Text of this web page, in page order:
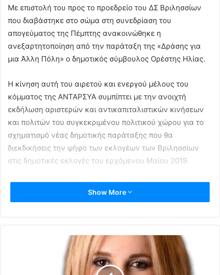
Με επιστολή του προς το προεδρείο του ΔΣ Βριλησσίων
που διαβάστηκε στο σώμα στη συνεδρίαση του
απογεύματoς της Πέμπτης ανακοινώθηκε η
ανεξαρτητοποίηση από την παράταξη της «Δράσης για
μια Άλλη Πόλη» ο δημοτικός σύμβουλος Ορέστης Ηλίας.
Η κίνηση αυτή του αιρετού και ενεργού μέλους του
κόμματος της ΑΝΤΑΡΣΥΑ συμπίπτει με την ανοιχτή
εκδήλωση αριστερών και αντικαπιταλιστικών κινήσεων
και πολιτών του συγκεκριμένου πολιτικού χώρου για το
σχηματισμό νέας δημοτικής παράταξης που θα
διεκδικήσεις την ψήφο των εκλογέων των Βριλησσίων
στις δημοτικές εκλογές του ερχόμενου Μαίου 2019.
Show More